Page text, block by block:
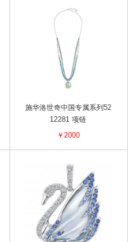
施华洛世奇中国专属系列52
12281 项链
￥2000